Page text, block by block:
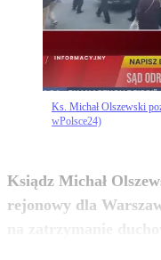
Ks. Michał Olszewski
wPolsce24)
Ksiądz Michał
rejonowy dla